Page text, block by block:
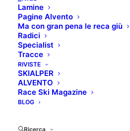
Lamine
Pagine Alvento
Ma con gran pena le reca giù
Radici
Specialist
Tracce
RIVISTE
SKIALPER
ALVENTO
Race Ski Magazine
BLOG
Ricerca